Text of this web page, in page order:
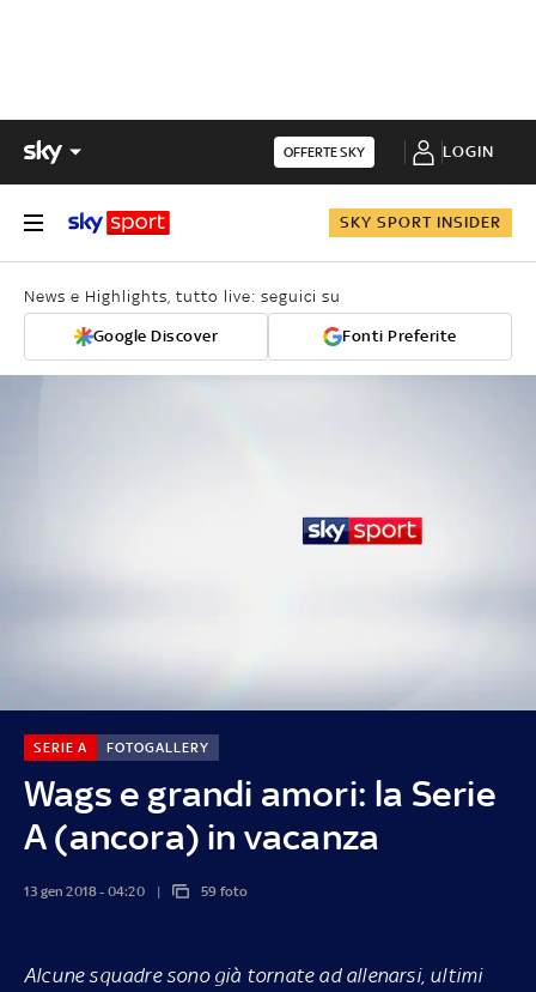
OFFERTE SKY LOGIN
SKY SPORT INSIDER
News e Highlights, tutto live: seguici su
Google Discover Fonti Preferite
Wags e grandi amori: la Serie
A (ancora) in vacanza
SERIE A FOTOGALLERY
13 gen 2018 - 04:20 59 foto
Alcune squadre sono già tornate ad allenarsi, ultimi